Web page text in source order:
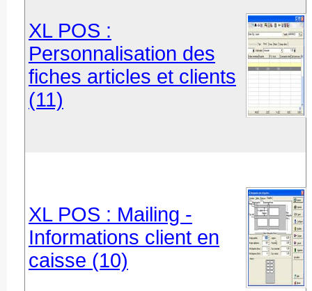
XL POS :
Personnalisation des
fiches articles et clients
(11)
XL POS : Mailing -
Informations client en
caisse (10)